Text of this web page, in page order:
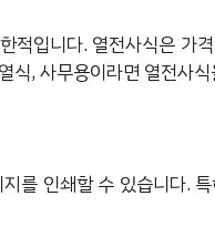
적입니다. 열전사식은 가
식, 사무용이라면 열전사
를 인쇄할 수 있습니다.